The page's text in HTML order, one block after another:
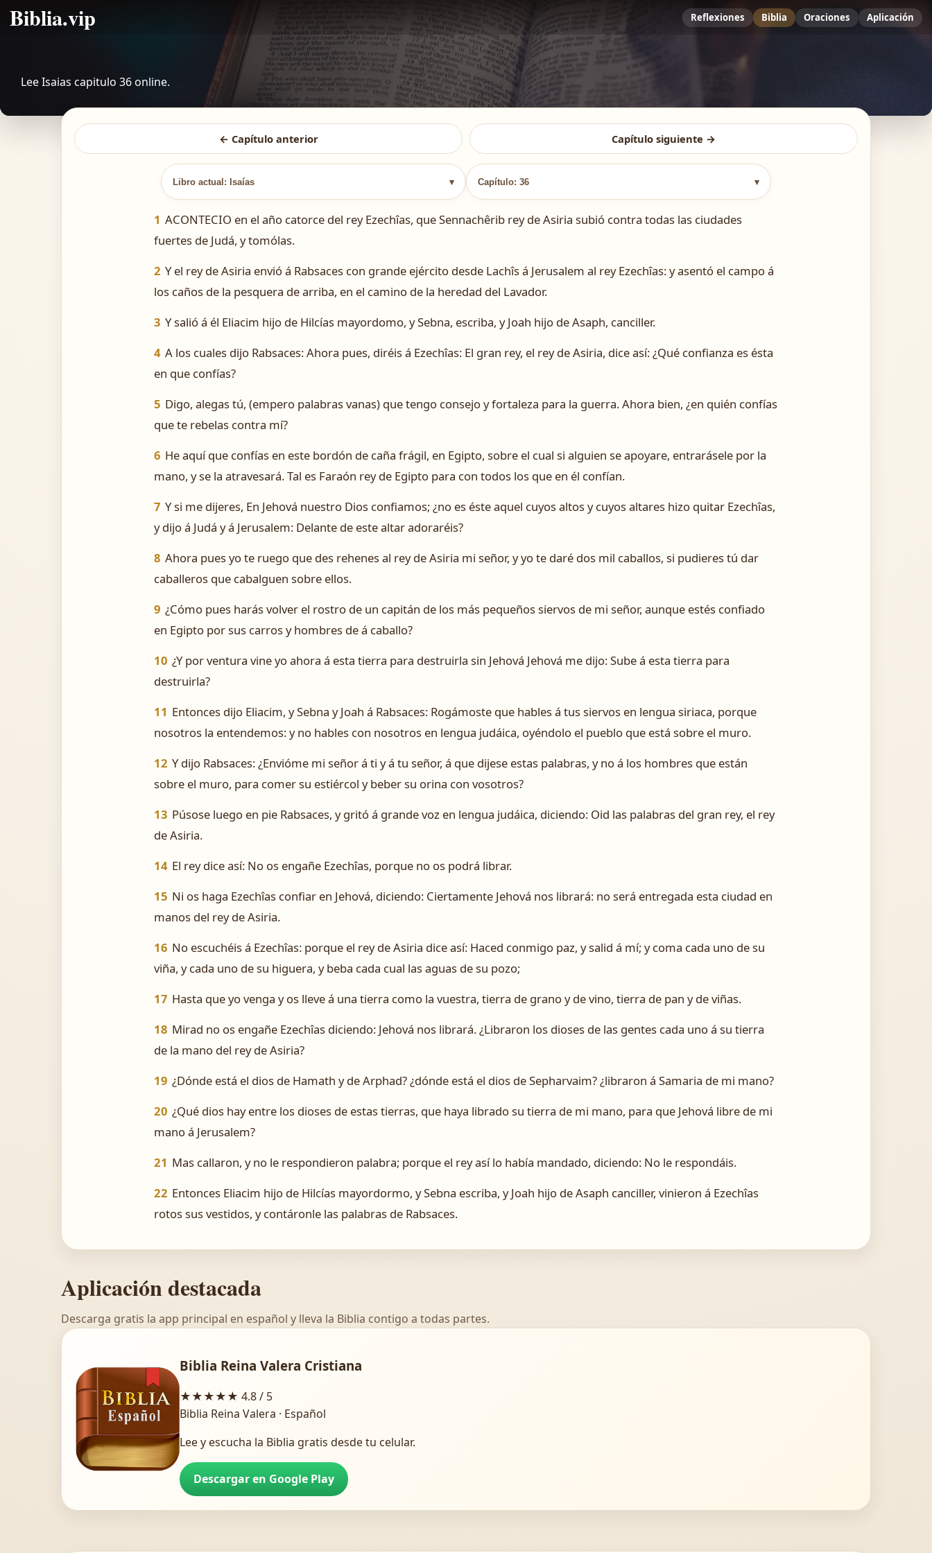
Biblia.vip Reflexiones Biblia Oraciones Aplicación
Lee Isaias capitulo 36 online.
← Capítulo anterior Capítulo siguiente →
Libro actual: Isaías ▾ Capítulo: 36 ▾
1 ACONTECIO en el año catorce del rey Ezechîas, que Sennachêrib rey de Asiria subió contra todas las ciudades
fuertes de Judá, y tomólas.
2 Y el rey de Asiria envió á Rabsaces con grande ejército desde Lachîs á Jerusalem al rey Ezechîas: y asentó el campo á
los caños de la pesquera de arriba, en el camino de la heredad del Lavador.
3 Y salió á él Eliacim hijo de Hilcías mayordomo, y Sebna, escriba, y Joah hijo de Asaph, canciller.
4 A los cuales dijo Rabsaces: Ahora pues, diréis á Ezechîas: El gran rey, el rey de Asiria, dice así: ¿Qué confianza es ésta
en que confías?
5 Digo, alegas tú, (empero palabras vanas) que tengo consejo y fortaleza para la guerra. Ahora bien, ¿en quién confías
que te rebelas contra mí?
6 He aquí que confías en este bordón de caña frágil, en Egipto, sobre el cual si alguien se apoyare, entrarásele por la
mano, y se la atravesará. Tal es Faraón rey de Egipto para con todos los que en él confían.
7 Y si me dijeres, En Jehová nuestro Dios confiamos; ¿no es éste aquel cuyos altos y cuyos altares hizo quitar Ezechîas,
y dijo á Judá y á Jerusalem: Delante de este altar adoraréis?
8 Ahora pues yo te ruego que des rehenes al rey de Asiria mi señor, y yo te daré dos mil caballos, si pudieres tú dar
caballeros que cabalguen sobre ellos.
9 ¿Cómo pues harás volver el rostro de un capitán de los más pequeños siervos de mi señor, aunque estés confiado
en Egipto por sus carros y hombres de á caballo?
10 ¿Y por ventura vine yo ahora á esta tierra para destruirla sin Jehová Jehová me dijo: Sube á esta tierra para
destruirla?
11 Entonces dijo Eliacim, y Sebna y Joah á Rabsaces: Rogámoste que hables á tus siervos en lengua siriaca, porque
nosotros la entendemos: y no hables con nosotros en lengua judáica, oyéndolo el pueblo que está sobre el muro.
12 Y dijo Rabsaces: ¿Envióme mi señor á ti y á tu señor, á que dijese estas palabras, y no á los hombres que están
sobre el muro, para comer su estiércol y beber su orina con vosotros?
13 Púsose luego en pie Rabsaces, y gritó á grande voz en lengua judáica, diciendo: Oid las palabras del gran rey, el rey
de Asiria.
14 El rey dice así: No os engañe Ezechîas, porque no os podrá librar.
15 Ni os haga Ezechîas confiar en Jehová, diciendo: Ciertamente Jehová nos librará: no será entregada esta ciudad en
manos del rey de Asiria.
16 No escuchéis á Ezechîas: porque el rey de Asiria dice así: Haced conmigo paz, y salid á mí; y coma cada uno de su
viña, y cada uno de su higuera, y beba cada cual las aguas de su pozo;
17 Hasta que yo venga y os lleve á una tierra como la vuestra, tierra de grano y de vino, tierra de pan y de viñas.
18 Mirad no os engañe Ezechîas diciendo: Jehová nos librará. ¿Libraron los dioses de las gentes cada uno á su tierra
de la mano del rey de Asiria?
19 ¿Dónde está el dios de Hamath y de Arphad? ¿dónde está el dios de Sepharvaim? ¿libraron á Samaria de mi mano?
20 ¿Qué dios hay entre los dioses de estas tierras, que haya librado su tierra de mi mano, para que Jehová libre de mi
mano á Jerusalem?
21 Mas callaron, y no le respondieron palabra; porque el rey así lo había mandado, diciendo: No le respondáis.
22 Entonces Eliacim hijo de Hilcías mayordormo, y Sebna escriba, y Joah hijo de Asaph canciller, vinieron á Ezechîas
rotos sus vestidos, y contáronle las palabras de Rabsaces.
Aplicación destacada
Descarga gratis la app principal en español y lleva la Biblia contigo a todas partes.
Biblia Reina Valera Cristiana
★★★★★ 4.8 / 5
Biblia Reina Valera · Español
Lee y escucha la Biblia gratis desde tu celular.
Descargar en Google Play